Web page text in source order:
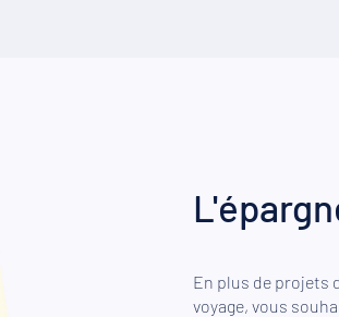
En plus de projets
voyage, vous